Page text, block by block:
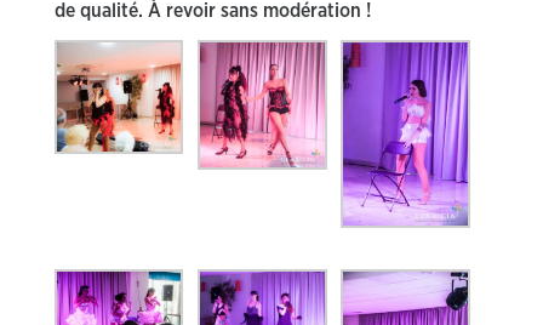
de qualité. À revoir sans modération !